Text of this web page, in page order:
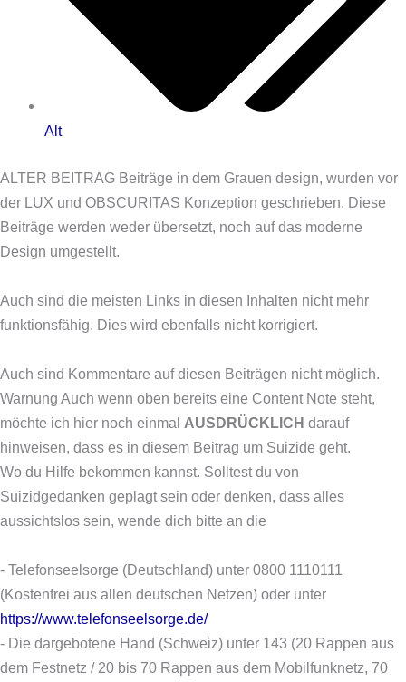
Alt
ALTER BEITRAG Beiträge in dem Grauen design, wurden vor
der LUX und OBSCURITAS Konzeption geschrieben. Diese
Beiträge werden weder übersetzt, noch auf das moderne
Design umgestellt.
Auch sind die meisten Links in diesen Inhalten nicht mehr
funktionsfähig. Dies wird ebenfalls nicht korrigiert.
Auch sind Kommentare auf diesen Beiträgen nicht möglich.
Warnung Auch wenn oben bereits eine Content Note steht,
möchte ich hier noch einmal AUSDRÜCKLICH darauf
hinweisen, dass es in diesem Beitrag um Suizide geht.
Wo du Hilfe bekommen kannst. Solltest du von
Suizidgedanken geplagt sein oder denken, dass alles
aussichtslos sein, wende dich bitte an die
- Telefonseelsorge (Deutschland) unter 0800 1110111
(Kostenfrei aus allen deutschen Netzen) oder unter
https://www.telefonseelsorge.de/
- Die dargebotene Hand (Schweiz) unter 143 (20 Rappen aus
dem Festnetz / 20 bis 70 Rappen aus dem Mobilfunknetz, 70